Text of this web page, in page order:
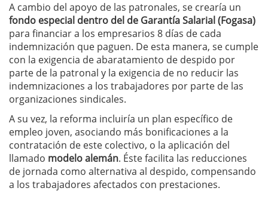
A cambio del apoyo de las patronales, se crearía un
fondo especial dentro del de Garantía Salarial (Fogasa)
para financiar a los empresarios 8 días de cada
indemnización que paguen. De esta manera, se cumple
con la exigencia de abaratamiento de despido por
parte de la patronal y la exigencia de no reducir las
indemnizaciones a los trabajadores por parte de las
organizaciones sindicales.
A su vez, la reforma incluiría un plan específico de
empleo joven, asociando más bonificaciones a la
contratación de este colectivo, o la aplicación del
llamado modelo alemán. Éste facilita las reducciones
de jornada como alternativa al despido, compensando
a los trabajadores afectados con prestaciones.